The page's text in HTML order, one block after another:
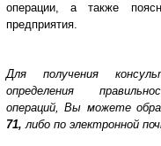
операции, а также
предприятия.
Для получения
определения
операций, Вы можете
71, либо по электронной